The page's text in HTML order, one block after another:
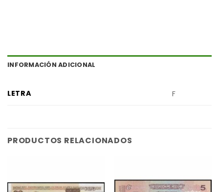
INFORMACIÓN ADICIONAL
LETRA F
PRODUCTOS RELACIONADOS